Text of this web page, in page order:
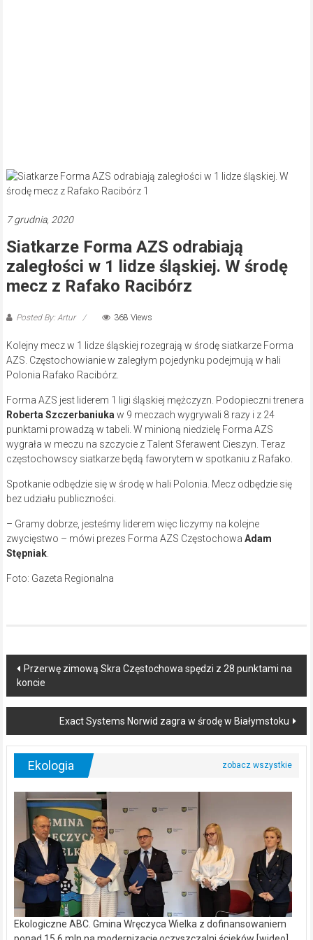
7 grudnia, 2020
Siatkarze Forma AZS odrabiają
zaległości w 1 lidze śląskiej. W środę
mecz z Rafako Racibórz
Posted By: Artur 368 Views
Kolejny mecz w 1 lidze śląskiej rozegrają w środę siatkarze Forma
AZS. Częstochowianie w zaległym pojedynku podejmują w hali
Polonia Rafako Racibórz.
Forma AZS jest liderem 1 ligi śląskiej mężczyzn. Podopieczni trenera
Roberta Szczerbaniuka w 9 meczach wygrywali 8 razy i z 24
punktami prowadzą w tabeli. W minioną niedzielę Forma AZS
wygrała w meczu na szczycie z Talent Sferawent Cieszyn. Teraz
częstochowscy siatkarze będą faworytem w spotkaniu z Rafako.
Spotkanie odbędzie się w środę w hali Polonia. Mecz odbędzie się
bez udziału publiczności.
– Gramy dobrze, jesteśmy liderem więc liczymy na kolejne
zwycięstwo – mówi prezes Forma AZS Częstochowa Adam
Stępniak.
Foto: Gazeta Regionalna
Post
navigation
Przerwę zimową Skra Częstochowa spędzi z 28 punktami na
koncie
Exact Systems Norwid zagra w środę w Białymstoku
Ekologia
Ekologiczne ABC. Gmina Wręczyca Wielka z dofinansowaniem